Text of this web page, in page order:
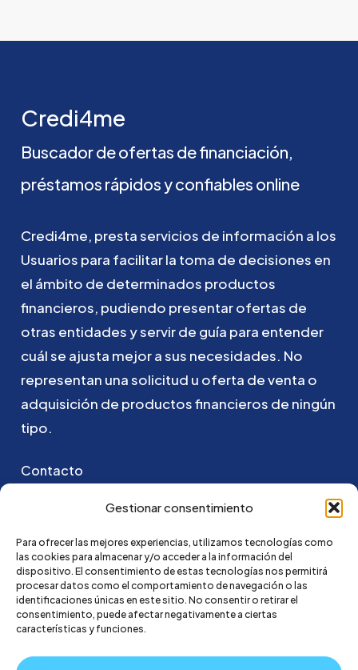
Gestionar consentimiento
Para ofrecer las mejores experiencias, utilizamos tecnologías como
las cookies para almacenar y/o acceder a la información del
dispositivo. El consentimiento de estas tecnologías nos permitirá
procesar datos como el comportamiento de navegación o las
identificaciones únicas en este sitio. No consentir o retirar el
consentimiento, puede afectar negativamente a ciertas
características y funciones.
Credi4me
Buscadordeofertas definanciación,
préstamos rápidosyconfiables online
Credi4me, prestaservicios de información a los
Usuarios para facilitarla toma de decisiones en
el ámbito de determinados productos
financieros, pudiendo presentarofertas de
otras entidadesyservirde guía para entender
cuálse ajusta mejorasus necesidades. No
representan unasolicitud u oferta deventa o
adquisición de productosfinancieros de ningún
tipo.
Contacto
Puedes ponerte en contacto con nosotros
hola@credi4me.com